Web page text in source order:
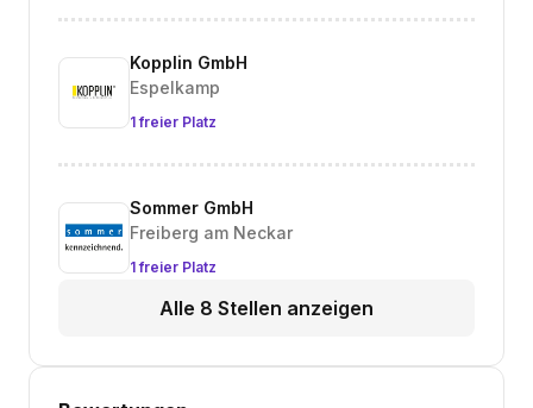
Kopplin GmbH
Espelkamp
1 freier Platz
Sommer GmbH
Freiberg am Neckar
1 freier Platz
Alle 8 Stellen anzeigen